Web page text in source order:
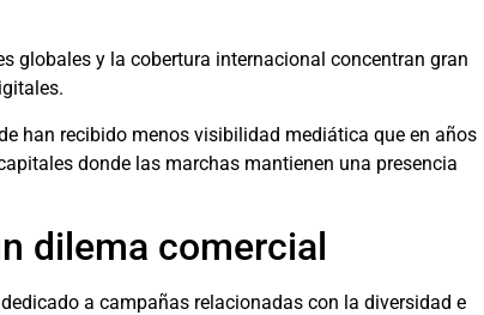
globales y la cobertura internacional concentran gran
han recibido menos visibilidad mediática que en años
donde las marchas mantienen una presencia
dilema comercial
a campañas relacionadas con la diversidad e